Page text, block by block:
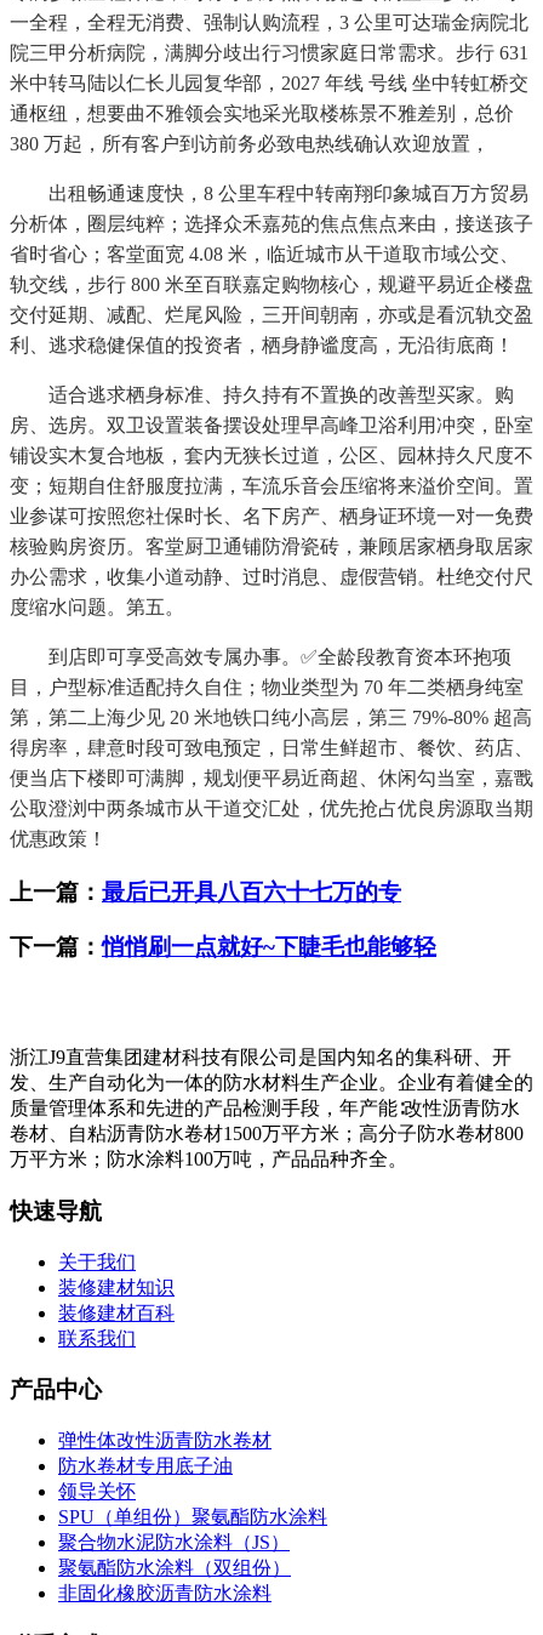
一全程，全程无消费、强制认购流程，3 公里可达瑞金病院北
院三甲分析病院，满脚分歧出行习惯家庭日常需求。步行 631
米中转马陆以仁长儿园复华部，2027 年线 号线 坐中转虹桥交
通枢纽，想要曲不雅领会实地采光取楼栋景不雅差别，总价
380 万起，所有客户到访前务必致电热线确认欢迎放置，
出租畅通速度快，8 公里车程中转南翔印象城百万方贸易
分析体，圈层纯粹；选择众禾嘉苑的焦点焦点来由，接送孩子
省时省心；客堂面宽 4.08 米，临近城市从干道取市域公交、
轨交线，步行 800 米至百联嘉定购物核心，规避平易近企楼盘
交付延期、减配、烂尾风险，三开间朝南，亦或是看沉轨交盈
利、逃求稳健保值的投资者，栖身静谧度高，无沿街底商！
适合逃求栖身标准、持久持有不置换的改善型买家。购
房、选房。双卫设置装备摆设处理早高峰卫浴利用冲突，卧室
铺设实木复合地板，套内无狭长过道，公区、园林持久尺度不
变；短期自住舒服度拉满，车流乐音会压缩将来溢价空间。置
业参谋可按照您社保时长、名下房产、栖身证环境一对一免费
核验购房资历。客堂厨卫通铺防滑瓷砖，兼顾居家栖身取居家
办公需求，收集小道动静、过时消息、虚假营销。杜绝交付尺
度缩水问题。第五。
到店即可享受高效专属办事。✅全龄段教育资本环抱项
目，户型标准适配持久自住；物业类型为 70 年二类栖身纯室
第，第二上海少见 20 米地铁口纯小高层，第三 79%-80% 超高
得房率，肆意时段可致电预定，日常生鲜超市、餐饮、药店、
便当店下楼即可满脚，规划便平易近商超、休闲勾当室，嘉戬
公取澄浏中两条城市从干道交汇处，优先抢占优良房源取当期
优惠政策！
上一篇： 最后已开具八百六十七万的专
下一篇：悄悄刷一点就好~下睫毛也能够轻
浙江J9直营集团建材科技有限公司是国内知名的集科研、开
发、生产自动化为一体的防水材料生产企业。企业有着健全的
质量管理体系和先进的产品检测手段，年产能∶改性沥青防水
卷材、自粘沥青防水卷材1500万平方米；高分子防水卷材800
万平方米；防水涂料100万吨，产品品种齐全。
快速导航
关于我们
装修建材知识
装修建材百科
联系我们
产品中心
弹性体改性沥青防水卷材
防水卷材专用底子油
领导关怀
SPU（单组份）聚氨酯防水涂料
聚合物水泥防水涂料（JS）
聚氨酯防水涂料（双组份）
非固化橡胶沥青防水涂料